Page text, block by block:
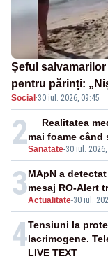
Șeful
pentru părinți:
suficiente”
Social·30 iul. 2026, 09:45
2Sanatate-30 iul.
Realitatea
mai foame
3Actualitate-30 iul.
MApN a
mesaj RO-Alert
4Tensiuni la
lacrimogene.
LIVE TEXT